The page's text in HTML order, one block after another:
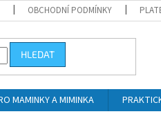
OBCHODNÍ PODMÍNKY
HLEDAT
MAMINKY A MIMINKA